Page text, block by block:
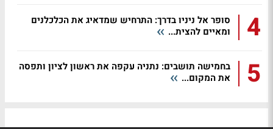
4
סופר אל ניניו בדרך: התרחיש שמדאיג את הכלכלנים
ומאיים להצית...
5
בחמישה תושבים: נתניה עקפה את ראשון לציון ותפסה
את המקום...